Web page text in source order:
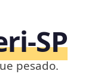
pesado.